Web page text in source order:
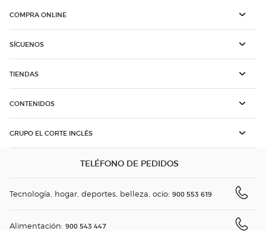
COMPRA ONLINE
SÍGUENOS
TIENDAS
CONTENIDOS
GRUPO EL CORTE INGLÉS
TELÉFONO DE PEDIDOS
Tecnología, hogar, deportes, belleza, ocio: 900 553 619
Alimentación: 900 543 447